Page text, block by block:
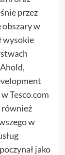
przez
obszary w
wysokie
Tesco.com
również
w
jako